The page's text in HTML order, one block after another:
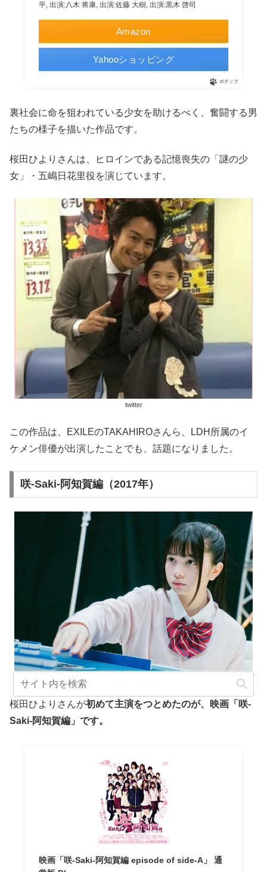
平, 出演:八木 将康, 出演:佐藤 大樹, 出演:黒木 啓司
Amazon
Yahooショッピング
ポチップ
裏社会に命を狙われている少女を助けるべく、奮闘する男
たちの様子を描いた作品です。
桜田ひよりさんは、ヒロインである記憶喪失の「謎の少
女」・五嶋日花里役を演じています。
twitter
この作品は、EXILEのTAKAHIROさんら、LDH所属のイ
ケメン俳優が出演したことでも、話題になりました。
咲-Saki-阿知賀編（2017年）
桜田ひよりさんが初めて主演をつとめたのが、映画「咲-
Saki-阿知賀編」です。
映画「咲-Saki-阿知賀編 episode of side-A」 通